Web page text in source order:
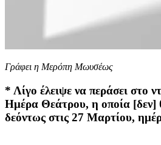
Γράφει η Μερόπη Μωυσέως
* Λίγο έλειψε να περάσει στο
Ημέρα Θεάτρου, η οποία [δεν]
δεόντως στις 27 Μαρτίου,